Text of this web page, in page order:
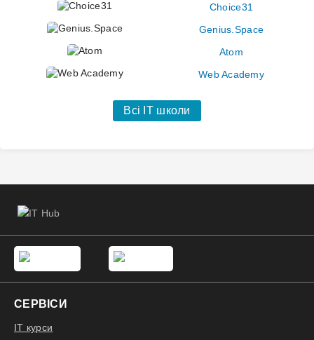
Choice31
Genius.Space
Atom
Web Academy
Всі IT школи
СЕРВІСИ
IT курси